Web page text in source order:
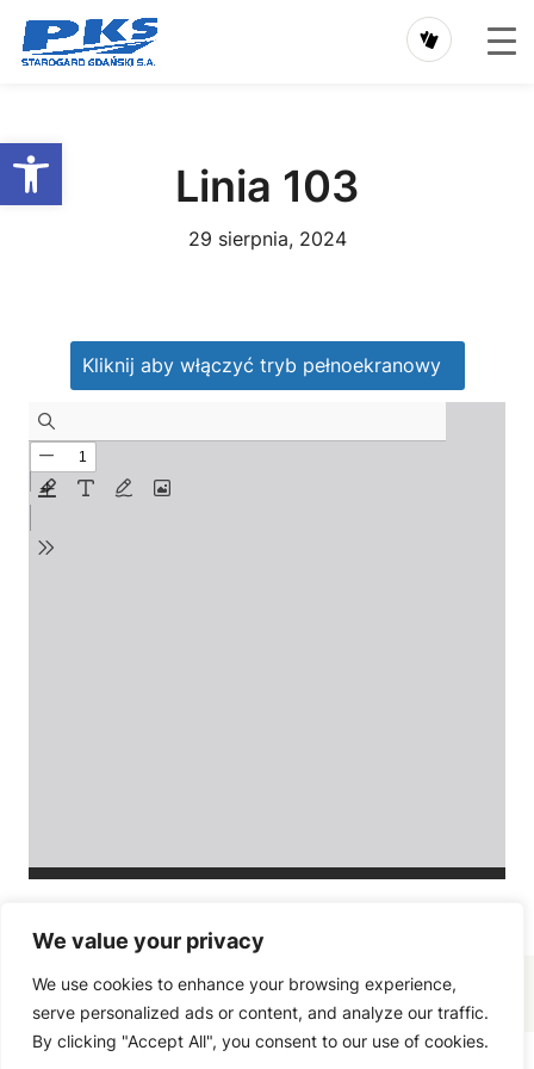
Otwórz pasek narzędzi
We value your privacy
We use cookies to enhance your browsing experience,
serve personalized ads or content, and analyze our traffic.
By clicking "Accept All", you consent to our use of cookies.
treści
Linia 103
29 sierpnia, 2024
Kliknij aby włączyć tryb pełnoekranowy